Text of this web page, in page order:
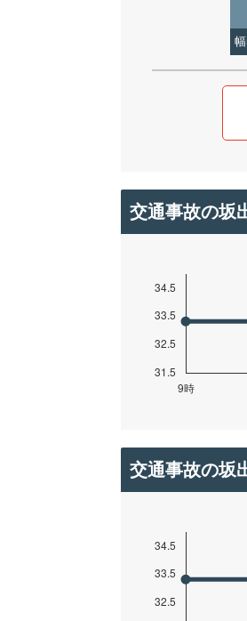
交通事故の坂
交通事故の坂